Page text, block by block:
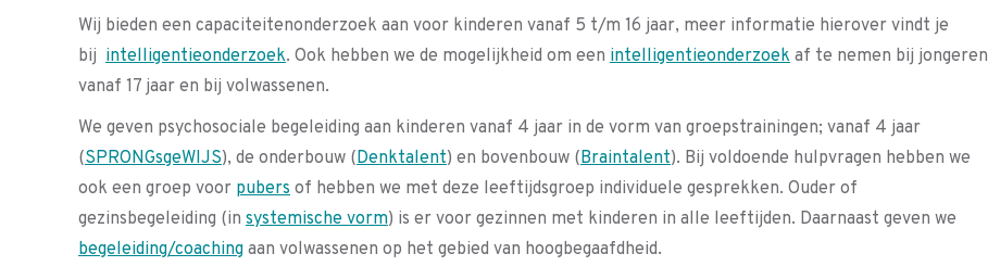
Wij bieden een capaciteitenonderzoek aan voor kinderen vanaf 5 t/m 16 jaar, meer informatie hierover vindt je
bij intelligentieonderzoek. Ook hebben we de mogelijkheid om een intelligentieonderzoek af te nemen bij jongeren
vanaf 17 jaar en bij volwassenen.
We geven psychosociale begeleiding aan kinderen vanaf 4 jaar in de vorm van groepstrainingen; vanaf 4 jaar
(SPRONGsgeWIJS), de onderbouw (Denktalent) en bovenbouw (Braintalent). Bij voldoende hulpvragen hebben we
ook een groep voor pubers of hebben we met deze leeftijdsgroep individuele gesprekken. Ouder of
gezinsbegeleiding (in systemische vorm) is er voor gezinnen met kinderen in alle leeftijden. Daarnaast geven we
begeleiding/coaching aan volwassenen op het gebied van hoogbegaafdheid.